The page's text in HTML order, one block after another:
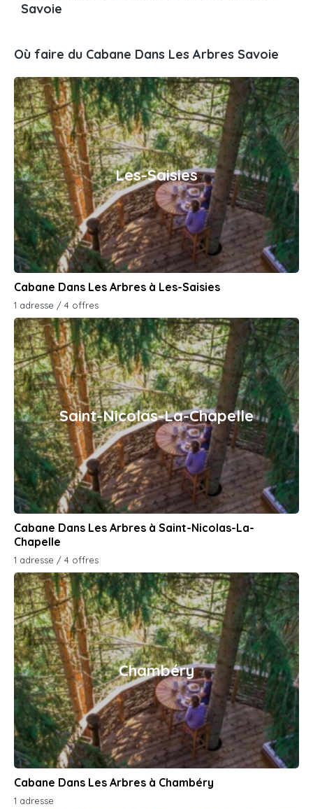
Savoie
Où faire du Cabane Dans Les Arbres Savoie
Les-Saisies
Cabane Dans Les Arbres à Les-Saisies
1 adresse / 4 offres
Saint-Nicolas-La-Chapelle
Cabane Dans Les Arbres à Saint-Nicolas-La-
Chapelle
1 adresse / 4 offres
Chambéry
Cabane Dans Les Arbres à Chambéry
1 adresse